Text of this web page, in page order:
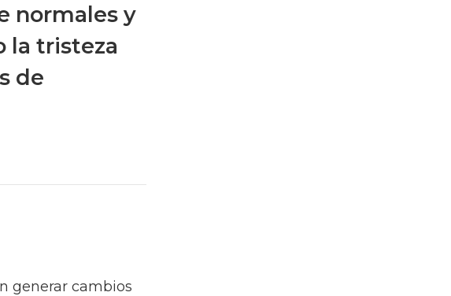
normales y
la tristeza
de
generar cambios